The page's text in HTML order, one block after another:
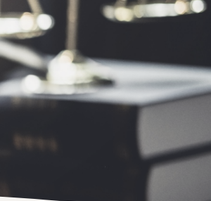
ครื่องมือแพทย์
าย
กฎกระทรวง
ประกาศกระทรวงสาธารณสุข
ประกาศสำนักงานคณะกรรมการอาหารและยา
ประกาศคณะกรรมการเครื่องมือแพทย์
ระเบียบสำนักงานคณะกรรมการอาหารและยา
คำสั่งสำนักงานคณะกรรมการอาหารและยา